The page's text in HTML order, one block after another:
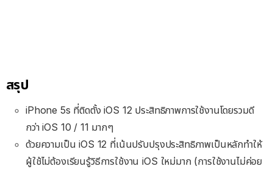
สรุป
iPhone 5s ที่ติดตั้ง iOS 12 ประสิทธิภาพการใช้งานโดยรวมดี
กว่า iOS 10 / 11 มากๆ
ด้วยความเป็น iOS 12 ที่เน้นปรับปรุงประสิทธิภาพเป็นหลักทำให้
ผู้ใช้ไม่ต้องเรียนรู้วิธีการใช้งาน iOS ใหม่มาก (การใช้งานไม่ค่อย